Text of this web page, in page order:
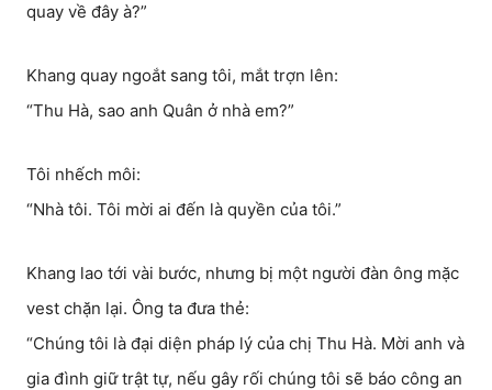
quay về đây à?”
Khang quay ngoắt sang tôi, mắt trợn lên:
“Thu Hà, sao anh Quân ở nhà em?”
Tôi nhếch môi:
“Nhà tôi. Tôi mời ai đến là quyền của tôi.”
Khang lao tới vài bước, nhưng bị một người đàn ông mặc
vest chặn lại. Ông ta đưa thẻ:
“Chúng tôi là đại diện pháp lý của chị Thu Hà. Mời anh và
gia đình giữ trật tự, nếu gây rối chúng tôi sẽ báo công an